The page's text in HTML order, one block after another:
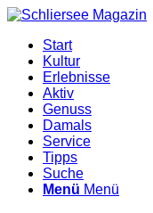
Start
Kultur
Erlebnisse
Aktiv
Genuss
Damals
Service
Tipps
Suche
Menü Menü